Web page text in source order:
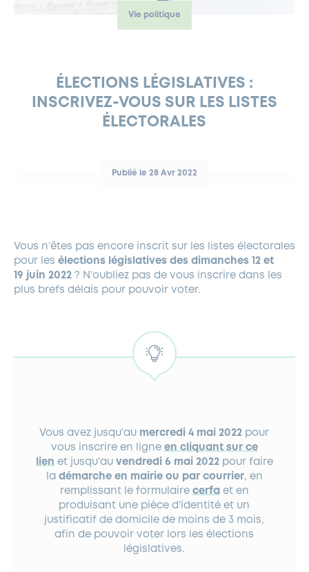
EAU POTABLE ET ASSAINISSEMENT
INFORMATIONS PRATIQUES
SUBVENTIONS
FERMETURES EXCEPTIONNELLES
PANNEAUX D’AFFICHAGE LIBRE
GRÖBENZELL
DÉVELOPPEMENT DURABLE
ÉCONOMIES D’ÉNERGIE
DEMANDE D’ABATTAGE
GESTION DU PATRIMOINE ARBORÉ
Vie politique
ÉLECTIONS LÉGISLATIVES :
INSCRIVEZ-VOUS SUR LES LISTES
ÉLECTORALES
Publié le 28 Avr 2022
Vous n’êtes pas encore inscrit sur les listes électorales
pour les élections législatives des dimanches 12 et
19 juin 2022 ? N’oubliez pas de vous inscrire dans les
plus brefs délais pour pouvoir voter.
Vous avez jusqu’au mercredi 4 mai 2022 pour
vous inscrire en ligne en cliquant sur ce
lien et jusqu’au vendredi 6 mai 2022 pour faire
ladémarche en mairie ou par courrier, en
remplissant le formulaire cerfaet en
produisant une pièce d’identité et un
justificatif de domicile de moins de 3 mois,
afin de pouvoir voter lors les élections
législatives.